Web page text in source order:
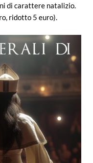
di carattere natalizio.
ridotto 5 euro).